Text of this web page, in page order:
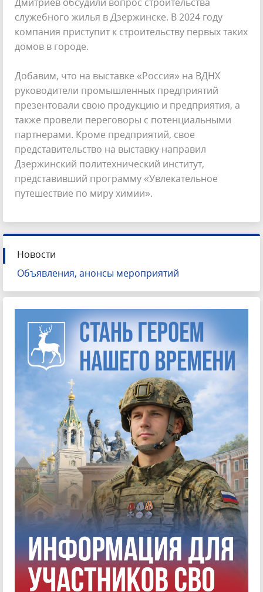
служебного жилья в Дзержинске. В 2024 году
компания приступит к строительству первых таких
домов в городе.
Добавим, что на выставке «Россия» на ВДНХ
руководители промышленных предприятий
презентовали свою продукцию и предприятия, а
также провели переговоры с потенциальными
партнерами. Кроме предприятий, свое
представительство на выставку направил
Дзержинский политехнический институт,
представивший программу «Увлекательное
путешествие по миру химии».
Новости
Объявления, анонсы мероприятий